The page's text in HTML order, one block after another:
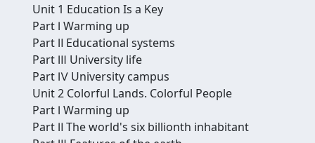
Unit 1 Education Is a Key
Part Ⅰ Warming up
Part Ⅱ Educational systems
Part Ⅲ University life
Part Ⅳ University campus
Unit 2 Colorful Lands. Colorful People
Part Ⅰ Warming up
Part Ⅱ The world's six billionth inhabitant